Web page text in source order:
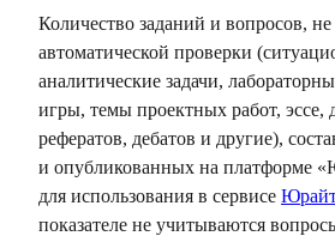
Количество заданий и вопросов,
автоматической проверки
аналитические задачи,
игры, темы проектных работ, эссе,
рефератов, дебатов и другие),
и опубликованных на платформе
для использования в сервисе
показателе не учитываются